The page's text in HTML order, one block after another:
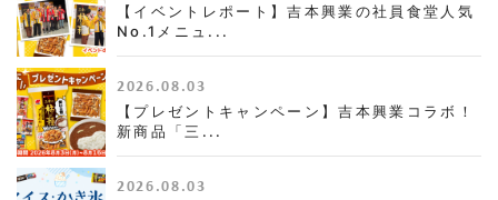
【イベントレポート】吉本興業の社員食堂人気
No.1メニュ...
2026.08.03
【プレゼントキャンペーン】吉本興業コラボ！
新商品「三...
2026.08.03